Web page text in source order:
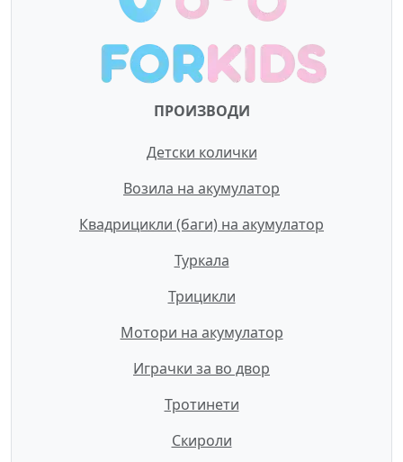
ПРОИЗВОДИ
Детски колички
Возила на акумулатор
Квадрицикли (баги) на акумулатор
Туркала
Трицикли
Мотори на акумулатор
Играчки за во двор
Тротинети
Скироли